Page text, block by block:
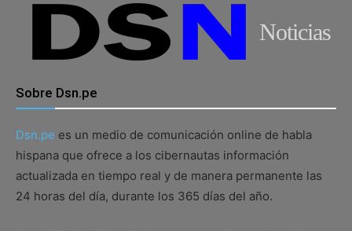
Noticias
Sobre Dsn.pe
Dsn.pe es un medio de comunicación online de habla
hispana que ofrece a los cibernautas información
actualizada en tiempo real y de manera permanente las
24 horas del día, durante los 365 días del año.